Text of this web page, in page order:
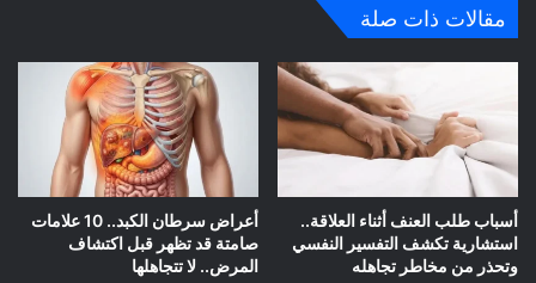
مقالات ذات صلة
أسباب طلب العنف أثناء العلاقة..
استشارية تكشف التفسير النفسي
وتحذر من مخاطر تجاهله
أعراض سرطان الكبد.. 10 علامات
صامتة قد تظهر قبل اكتشاف
المرض.. لا تتجاهلها